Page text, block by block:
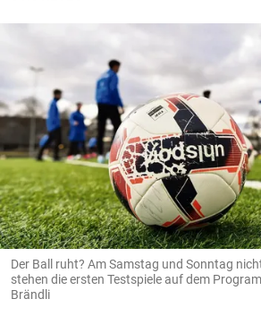
Der Ball ruht? Am Samstag und Sonntag
stehen die ersten Testspiele auf dem
Brändli